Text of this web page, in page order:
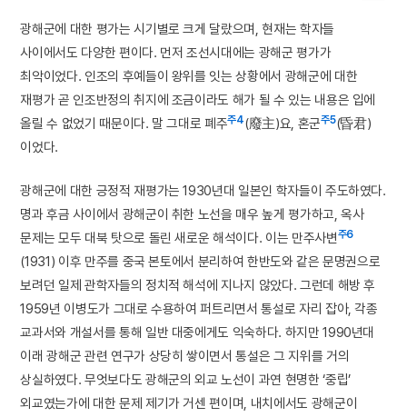
광해군에 대한 평가는 시기별로 크게 달랐으며, 현재는 학자들
사이에서도 다양한 편이다. 먼저 조선시대에는 광해군 평가가
최악이었다. 인조의 후예들이 왕위를 잇는 상황에서 광해군에 대한
재평가 곧 인조반정의 취지에 조금이라도 해가 될 수 있는 내용은 입에
올릴 수 없었기 때문이다. 말 그대로 폐주주4(廢主)요, 혼군주5(昏君)
이었다.
광해군에 대한 긍정적 재평가는 1930년대 일본인 학자들이 주도하였다.
명과 후금 사이에서 광해군이 취한 노선을 매우 높게 평가하고, 옥사
문제는 모두 대북 탓으로 돌린 새로운 해석이다. 이는 만주사변주6
(1931) 이후 만주를 중국 본토에서 분리하여 한반도와 같은 문명권으로
보려던 일제 관학자들의 정치적 해석에 지나지 않았다. 그런데 해방 후
1959년 이병도가 그대로 수용하여 퍼트리면서 통설로 자리 잡아, 각종
교과서와 개설서를 통해 일반 대중에게도 익숙하다. 하지만 1990년대
이래 광해군 관련 연구가 상당히 쌓이면서 통설은 그 지위를 거의
상실하였다. 무엇보다도 광해군의 외교 노선이 과연 현명한 ‘중립’
외교였는가에 대한 문제 제기가 거센 편이며, 내치에서도 광해군이